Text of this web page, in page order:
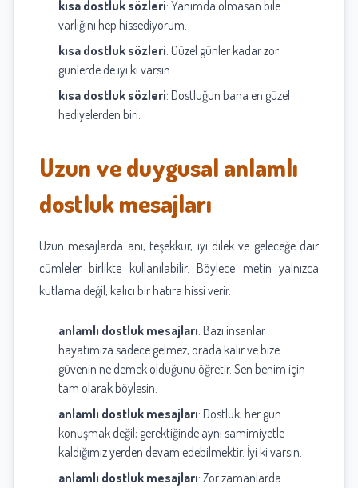
kısa dostluk sözleri: Yanımda olmasan bile
varlığını hep hissediyorum.
kısa dostluk sözleri: Güzel günler kadar zor
günlerde de iyi ki varsın.
kısa dostluk sözleri: Dostluğun bana en güzel
hediyelerden biri.
Uzun ve duygusal anlamlı
dostluk mesajları
Uzun mesajlarda anı, teşekkür, iyi dilek ve geleceğe dair
cümleler birlikte kullanılabilir. Böylece metin yalnızca
kutlama değil, kalıcı bir hatıra hissi verir.
anlamlı dostluk mesajları: Bazı insanlar
hayatımıza sadece gelmez, orada kalır ve bize
güvenin ne demek olduğunu öğretir. Sen benim için
tam olarak böylesin.
anlamlı dostluk mesajları: Dostluk, her gün
konuşmak değil; gerektiğinde aynı samimiyetle
kaldığımız yerden devam edebilmektir. İyi ki varsın.
anlamlı dostluk mesajları: Zor zamanlarda